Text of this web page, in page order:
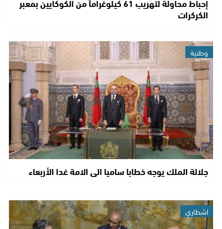
الكركرات
وطنية
جلالة الملك يوجه خطابا ساميا الى الامة غدا الأربعاء
اشطاري